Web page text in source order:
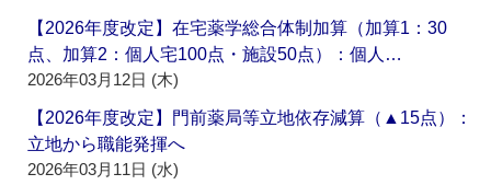
【2026年度改定】在宅薬学総合体制加算（加算1：30
点、加算2：個人宅100点・施設50点）：個人…
2026年03月12日 (木)
【2026年度改定】門前薬局等立地依存減算（▲15点）：
立地から職能発揮へ
2026年03月11日 (水)